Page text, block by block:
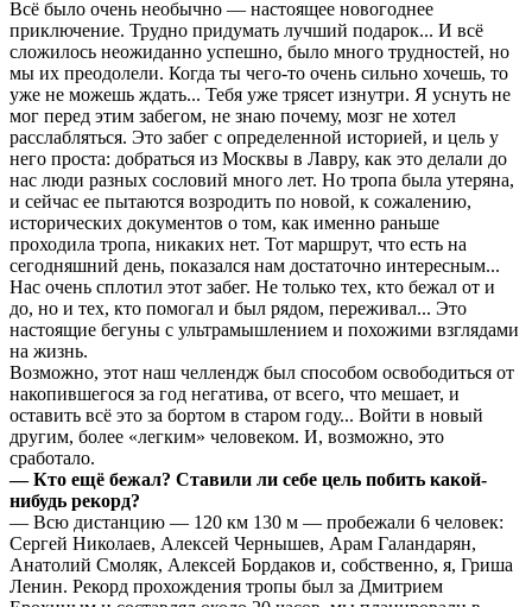
Всё было очень необычно — настоящее новогоднее
приключение. Трудно придумать лучший подарок... И всё
сложилось неожиданно успешно, было много трудностей, но
мы их преодолели. Когда ты чего-то очень сильно хочешь, то
уже не можешь ждать... Тебя уже трясет изнутри. Я уснуть не
мог перед этим забегом, не знаю почему, мозг не хотел
расслабляться. Это забег с определенной историей, и цель у
него проста: добраться из Москвы в Лавру, как это делали до
нас люди разных сословий много лет. Но тропа была утеряна,
и сейчас ее пытаются возродить по новой, к сожалению,
исторических документов о том, как именно раньше
проходила тропа, никаких нет. Тот маршрут, что есть на
сегодняшний день, показался нам достаточно интересным...
Нас очень сплотил этот забег. Не только тех, кто бежал от и
до, но и тех, кто помогал и был рядом, переживал... Это
настоящие бегуны с ультрамышлением и похожими взглядами
на жизнь.
Возможно, этот наш челлендж был способом освободиться от
накопившегося за год негатива, от всего, что мешает, и
оставить всё это за бортом в старом году... Войти в новый
другим, более «легким» человеком. И, возможно, это
сработало.
— Кто ещё бежал? Ставили ли себе цель побить какой-
нибудь рекорд?
— Всю дистанцию — 120 км 130 м — пробежали 6 человек:
Сергей Николаев, Алексей Чернышев, Арам Галандарян,
Анатолий Смоляк, Алексей Бордаков и, собственно, я, Гриша
Ленин. Рекорд прохождения тропы был за Дмитрием